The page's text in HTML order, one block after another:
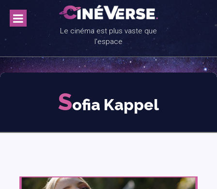
content
Le cinéma est plus vaste que
l'espace
Sofia Kappel